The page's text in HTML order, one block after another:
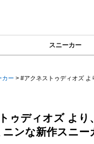
スニーカー
カー > #アクネストゥディオズ よ
ゥディオズ より
ニンな新作スニー